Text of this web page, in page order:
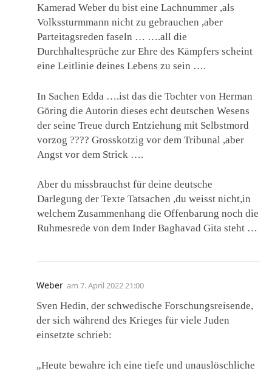
Kamerad Weber du bist eine Lachnummer ,als
Volkssturmmann nicht zu gebrauchen ,aber
Parteitagsreden faseln … ….all die
Durchhaltesprüche zur Ehre des Kämpfers scheint
eine Leitlinie deines Lebens zu sein ….
In Sachen Edda ….ist das die Tochter von Herman
Göring die Autorin dieses echt deutschen Wesens
der seine Treue durch Entziehung mit Selbstmord
vorzog ???? Grosskotzig vor dem Tribunal ,aber
Angst vor dem Strick ….
Aber du missbrauchst für deine deutsche
Darlegung der Texte Tatsachen ,du weisst nicht,in
welchem Zusammenhang die Offenbarung noch die
Ruhmesrede von dem Inder Baghavad Gita steht …
Weber am 7. April 2022 21:00
Sven Hedin, der schwedische Forschungsreisende,
der sich während des Krieges für viele Juden
einsetzte schrieb:
„Heute bewahre ich eine tiefe und unauslöschliche